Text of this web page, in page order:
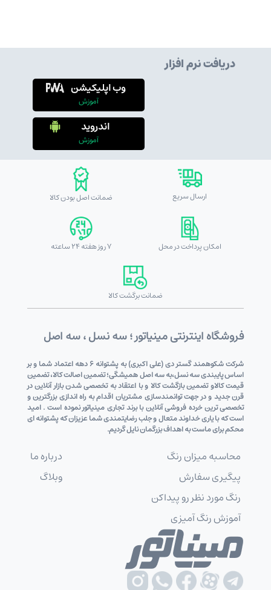
دریافت نرم افزار
وب اپلیکیشن
آموزش
اندروید
آموزش
ارسال سریع ضمانت اصل بودن کالا
امکان پرداخت در محل 7 روز هفته 24 ساعته
ضمانت برگشت کالا
فروشگاه اینترنتی مینیاتور ؛ سه نسل ، سه اصل
شرکت شکوهمند گستر دی (علی اکبری) به پشتوانه 6 دهه اعتماد شما و بر
اساس پایبندی سه نسل،به سه اصل همیشگی؛ تضمین اصالت کالا، تضمین
قیمت کالاو تضمین بازگشت کالا و با اعتقاد به تخصصی شدن بازار آنلاین در
قرن جدید و در جهت توانمندسازی مشتریان اقدام به راه اندازی بزرگترین و
تخصصی ترین خرده فروشی آنلاین با برند تجاری مینیاتور نموده است . امید
است که با یاری خداوند متعال و جلب رضایتمندی شما عزیزان که پشتوانه ای
محکم برای ماست به اهداف بزرگمان نایل گردیم.
محاسبه میزان رنگ
پیگیری سفارش
رنگ مورد نظر رو پیداکن
آموزش رنگ آمیزی
درباره ما
وبلاگ